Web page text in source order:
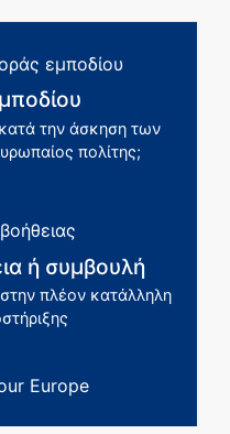
την άσκηση των
πολίτης;
ή συμβουλή
πλέον κατάλληλη